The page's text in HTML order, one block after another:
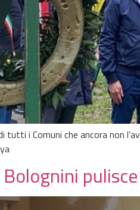
i Comuni che ancora non